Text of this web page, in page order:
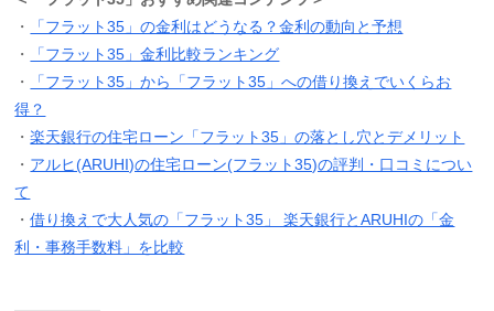
・
「フラット35」の金利はどうなる？金利の動向と予想
・
「フラット35」金利比較ランキング
・
「フラット35」から「フラット35」への借り換えでいくらお
得？
・楽天銀行の住宅ローン「フラット35」の落とし穴とデメリット
・ アルヒ(ARUHI)の住宅ローン(フラット35)の評判・口コミについ
て
・借り換えで大人気の「フラット35」 楽天銀行とARUHIの「金
利・事務手数料」を比較